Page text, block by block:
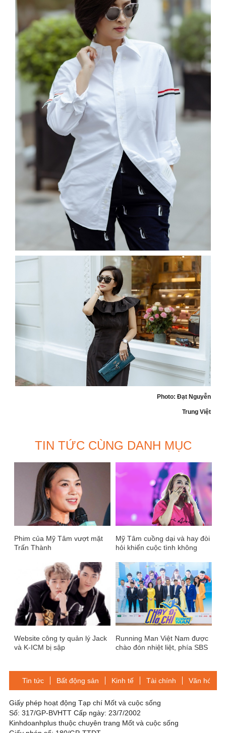
Photo: Đạt Nguyễn
Trung Việt
TIN TỨC CÙNG DANH MỤC
Phim của Mỹ Tâm vượt mặt
Trấn Thành
Mỹ Tâm cuồng dại và hay đòi
hỏi khiến cuộc tình không
Website công ty quản lý Jack
và K-ICM bị sập
Running Man Việt Nam được
chào đón nhiệt liệt, phía SBS
Tin tức Bất động sản Kinh tế Tài chính Văn hóa-
Giấy phép hoạt động Tạp chí Mốt và cuộc sống
Số: 317/GP-BVHTT Cấp ngày: 23/7/2002
Kinhdoanhplus thuộc chuyên trang Mốt và cuộc sống